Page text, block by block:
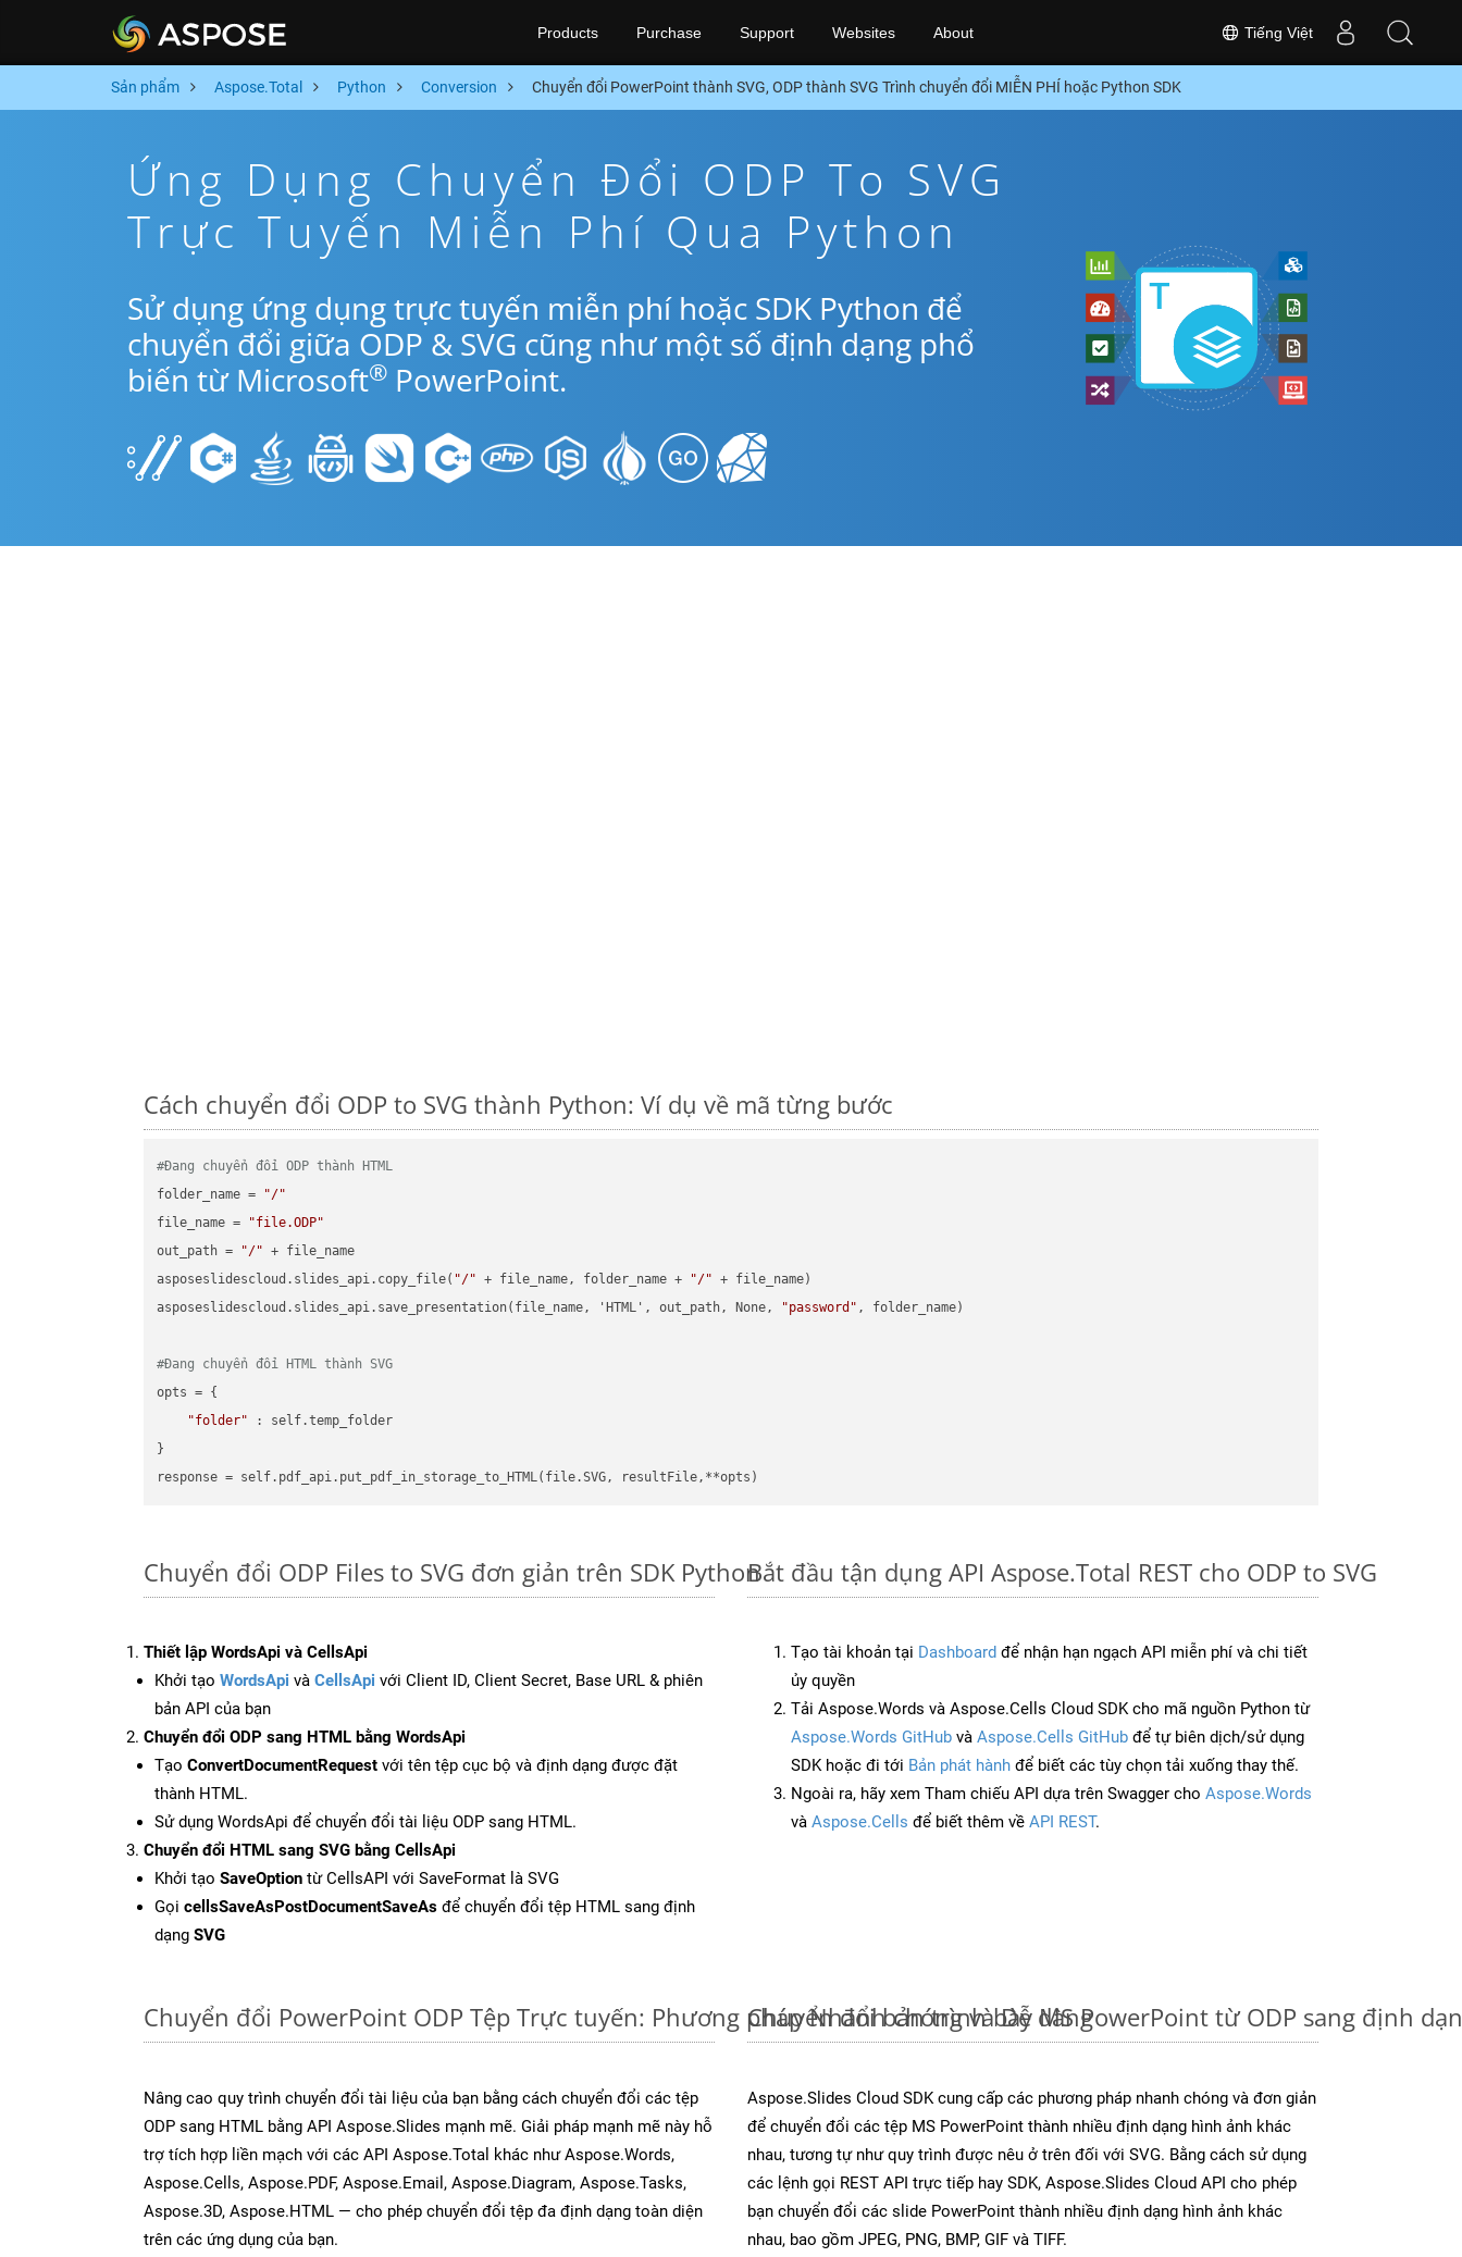
Tiếng Việt
Products Purchase Support Websites About
Sản phẩm Aspose.Total Python Conversion Chuyển đổi PowerPoint thành SVG, ODP thành SVG Trình chuyển đổi MIỄN PHÍ hoặc Python SDK
Ứng Dụng Chuyển Đổi ODP To SVG
Trực Tuyến Miễn Phí Qua Python
Sử dụng ứng dụng trực tuyến miễn phí hoặc SDK Python để
chuyển đổi giữa ODP & SVG cũng như một số định dạng phổ
biến từ Microsoft® PowerPoint.
Cách chuyển đổi ODP to SVG thành Python: Ví dụ về mã từng bước
#Đang chuyển đổi ODP thành HTML
folder_name =
"/"
file_name =
"file.ODP"
out_path =
"/" + file_name
asposeslidescloud.slides_api.copy_file( "/" + file_name, folder_name + "/" + file_name)
asposeslidescloud.slides_api.save_presentation(file_name, 'HTML', out_path, None,
"password" , folder_name)
#Đang chuyển đổi HTML thành SVG
opts = {
"folder" : self.temp_folder
}
Chuyển đổi ODP Files to SVG đơn giản trên SDK Python
Thiết lập WordsApi và CellsApi
Khởi tạo WordsApi và CellsApi với Client ID, Client Secret, Base URL & phiên
bản API của bạn
Chuyển đổi ODP sang HTML bằng WordsApi
Tạo ConvertDocumentRequest với tên tệp cục bộ và định dạng được đặt
thành HTML.
Sử dụng WordsApi để chuyển đổi tài liệu ODP sang HTML.
Chuyển đổi HTML sang SVG bằng CellsApi
Khởi tạo SaveOption từ CellsAPI với SaveFormat là SVG
Gọi cellsSaveAsPostDocumentSaveAs để chuyển đổi tệp HTML sang định
dạng SVG
Bắt đầu tận dụng API Aspose.Total REST cho ODP to SVG
Tạo tài khoản tại Dashboard để nhận hạn ngạch API miễn phí và chi tiết
ủy quyền
Tải Aspose.Words và Aspose.Cells Cloud SDK cho mã nguồn Python từ
Aspose.Words GitHub và Aspose.Cells GitHub để tự biên dịch/sử dụng
SDK hoặc đi tới Bản phát hành để biết các tùy chọn tải xuống thay thế.
Ngoài ra, hãy xem Tham chiếu API dựa trên Swagger cho Aspose.Words
và Aspose.Cells để biết thêm về API REST.
Chuyển đổi PowerPoint ODP Tệp Trực tuyến: Phương pháp Nhanh chóng và Dễ dàng
Nâng cao quy trình chuyển đổi tài liệu của bạn bằng cách chuyển đổi các tệp
ODP sang HTML bằng API Aspose.Slides mạnh mẽ. Giải pháp mạnh mẽ này hỗ
trợ tích hợp liền mạch với các API Aspose.Total khác như Aspose.Words,
Aspose.Cells, Aspose.PDF, Aspose.Email, Aspose.Diagram, Aspose.Tasks,
Aspose.3D, Aspose.HTML — cho phép chuyển đổi tệp đa định dạng toàn diện
trên các ứng dụng của bạn.
Chuyển đổi bản trình bày MS PowerPoint từ ODP sang định
Aspose.Slides Cloud SDK cung cấp các phương pháp nhanh chóng và đơn giản
để chuyển đổi các tệp MS PowerPoint thành nhiều định dạng hình ảnh khác
nhau, tương tự như quy trình được nêu ở trên đối với SVG. Bằng cách sử dụng
các lệnh gọi REST API trực tiếp hay SDK, Aspose.Slides Cloud API cho phép
bạn chuyển đổi các slide PowerPoint thành nhiều định dạng hình ảnh khác
nhau, bao gồm JPEG, PNG, BMP, GIF và TIFF.